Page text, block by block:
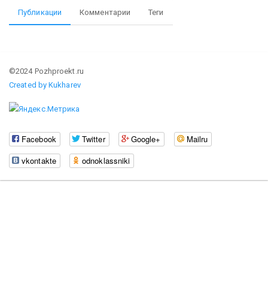
Публикации Комментарии Теги
©2024 Pozhproekt.ru
Created by Kukharev
Facebook Twitter Google+
Mailru
vkontakte
odnoklassniki